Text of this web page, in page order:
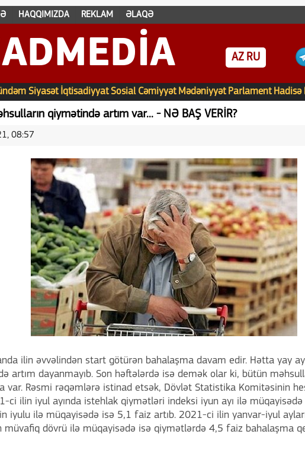
HAQQIMIZDA REKLAM ƏLAQƏ
AZ RU
Siyasət İqtisadiyyat Sosial Cəmiyyət Mədəniyyət Parlament Hadisə
qiymətində artım var... - NƏ BAŞ VERİR?
08:57
ilin əvvəlindən start götürən bahalaşma davam edir. Hətta yay
artım dayanmayıb. Son həftələrdə isə demək olar ki, bütün
var. Rəsmi rəqəmlərə istinad etsək, Dövlət Statistika Komitəsinin
ci ilin iyul ayında istehlak qiymətləri indeksi iyun ayı ilə
iyulu ilə müqayisədə isə 5,1 faiz artıb. 2021-ci ilin yanvar-iyul
müvafiq dövrü ilə müqayisədə isə qiymətlərdə 4,5 faiz bahalaşma